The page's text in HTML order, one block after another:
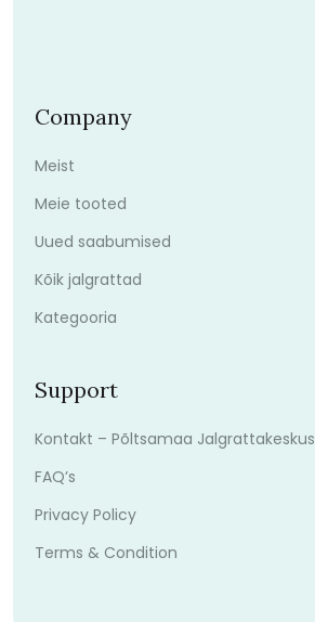
Company
Meist
Meie tooted
Uued saabumised
Kõik jalgrattad
Kategooria
Support
Kontakt – Põltsamaa Jalgrattakeskus
FAQ’s
Privacy Policy
Terms & Condition